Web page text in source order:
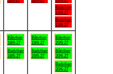
Badviken
13/6-27
Badviken
13/6-27
Båtviken
18/6-27
Badviken
18/6-27
Båtviken
19/6-27
Badviken
19/6-27
Båtviken
20/6-27
Båtviken
20/6-27
Badviken
20/6-27